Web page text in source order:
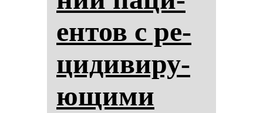
ен­тов с ре­
ци­ди­ви­ру­
ющи­ми